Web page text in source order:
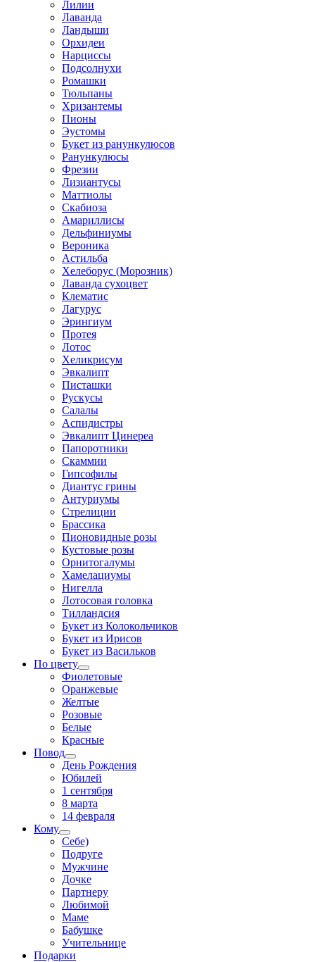
Лилии
Лаванда
Ландыши
Орхидеи
Нарциссы
Подсолнухи
Ромашки
Тюльпаны
Хризантемы
Пионы
Эустомы
Букет из ранункулюсов
Ранункулюсы
Фрезии
Лизиантусы
Маттиолы
Скабиоза
Амариллисы
Дельфиниумы
Вероника
Астильба
Хелеборус (Морозник)
Лаванда сухоцвет
Клематис
Лагурус
Эрингиум
Протея
Лотос
Хеликрисум
Эвкалипт
Писташки
Рускусы
Салалы
Аспидистры
Эвкалипт Цинереа
Папоротники
Скаммии
Гипсофилы
Диантус грины
Антуриумы
Стрелиции
Брассика
Пионовидные розы
Кустовые розы
Орнитогалумы
Хамелациумы
Нигелла
Лотосовая головка
Тилландсия
Букет из Колокольчиков
Букет из Ирисов
Букет из Васильков
По цвету
Фиолетовые
Оранжевые
Желтые
Розовые
Белые
Красные
Повод
День Рождения
Юбилей
1 сентября
8 марта
14 февраля
Кому
Себе)
Подруге
Мужчине
Дочке
Партнеру
Любимой
Маме
Бабушке
Учительнице
Подарки